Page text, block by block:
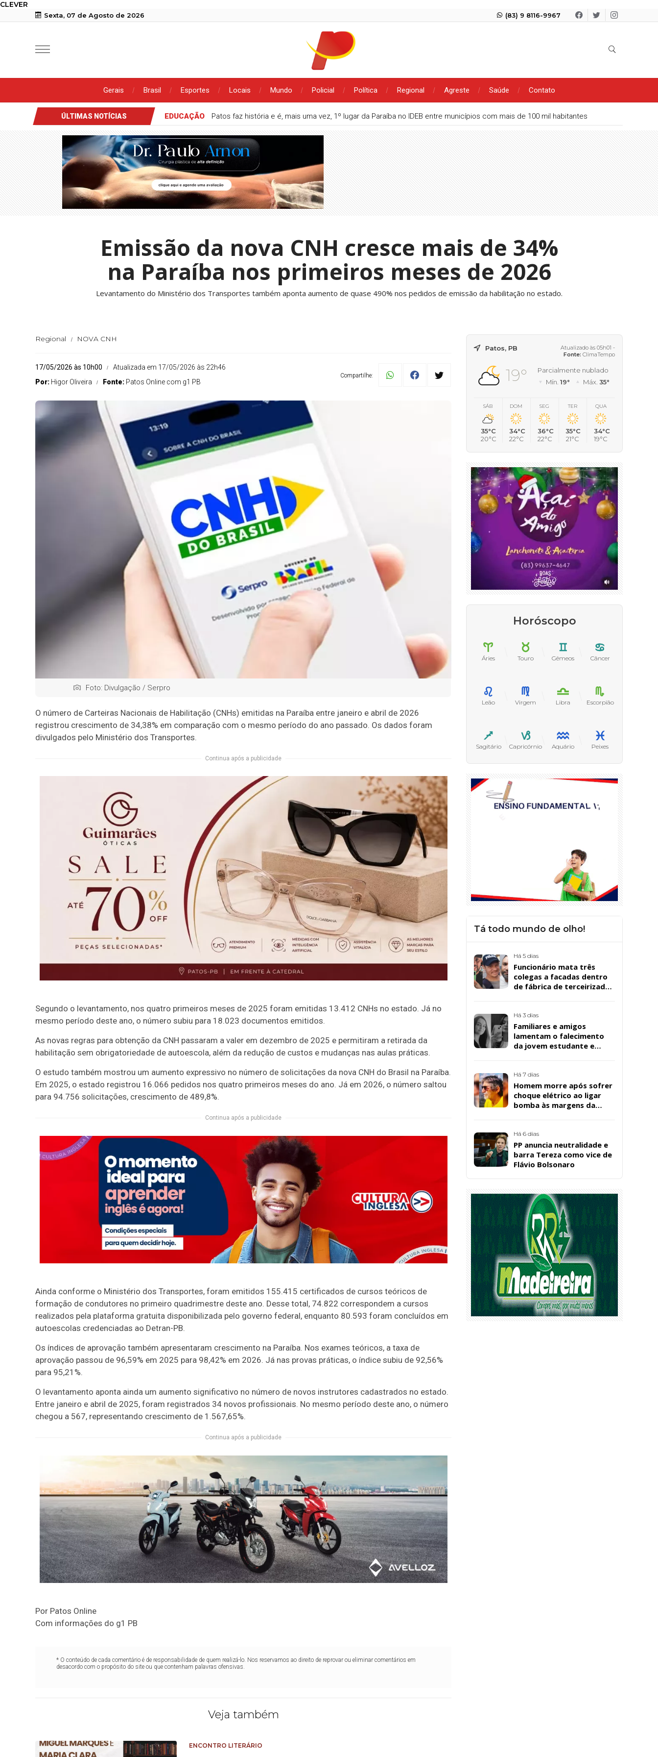
CLEVER
Sexta, 07 de Agosto de 2026 (83) 9 8116-9967
Gerais Brasil Esportes Locais Mundo Policial Política Regional Agreste Saúde Contato
ÚLTIMAS NOTÍCIAS EDUCAÇÃO Patos faz história e é, mais uma vez, 1º lugar da Paraíba no IDEB entre municípios com mais de 100 mil habitantes
Emissão da nova CNH cresce mais de 34%
na Paraíba nos primeiros meses de 2026
Levantamento do Ministério dos Transportes também aponta aumento de quase 490% nos pedidos de emissão da habilitação no estado.
Regional NOVA CNH
17/05/2026 às 10h00
Atualizada em 17/05/2026 às 22h46
Por: Higor Oliveira Fonte: Patos Online com g1 PB
Compartilhe:
Foto: Divulgação / Serpro
O número de Carteiras Nacionais de Habilitação (CNHs) emitidas na Paraíba entre janeiro e abril de 2026
registrou crescimento de 34,38% em comparação com o mesmo período do ano passado. Os dados foram
divulgados pelo Ministério dos Transportes.
Continua após a publicidade
Segundo o levantamento, nos quatro primeiros meses de 2025 foram emitidas 13.412 CNHs no estado. Já no
mesmo período deste ano, o número subiu para 18.023 documentos emitidos.
As novas regras para obtenção da CNH passaram a valer em dezembro de 2025 e permitiram a retirada da
habilitação sem obrigatoriedade de autoescola, além da redução de custos e mudanças nas aulas práticas.
O estudo também mostrou um aumento expressivo no número de solicitações da nova CNH do Brasil na Paraíba.
Em 2025, o estado registrou 16.066 pedidos nos quatro primeiros meses do ano. Já em 2026, o número saltou
para 94.756 solicitações, crescimento de 489,8%.
Continua após a publicidade
Ainda conforme o Ministério dos Transportes, foram emitidos 155.415 certificados de cursos teóricos de
formação de condutores no primeiro quadrimestre deste ano. Desse total, 74.822 correspondem a cursos
realizados pela plataforma gratuita disponibilizada pelo governo federal, enquanto 80.593 foram concluídos em
autoescolas credenciadas ao Detran-PB.
Os índices de aprovação também apresentaram crescimento na Paraíba. Nos exames teóricos, a taxa de
aprovação passou de 96,59% em 2025 para 98,42% em 2026. Já nas provas práticas, o índice subiu de 92,56%
para 95,21%.
O levantamento aponta ainda um aumento significativo no número de novos instrutores cadastrados no estado.
Entre janeiro e abril de 2025, foram registrados 34 novos profissionais. No mesmo período deste ano, o número
chegou a 567, representando crescimento de 1.567,65%.
Continua após a publicidade
Por Patos Online
Com informações do g1 PB
* O conteúdo de cada comentário é de responsabilidade de quem realizá-lo. Nos reservamos ao direito de reprovar ou eliminar comentários em
desacordo com o propósito do site ou que contenham palavras ofensivas.
Veja também
ENCONTRO LITERÁRIO
Patos, PB
Atualizado às 05h01 -
Fonte: ClimaTempo
19°
Parcialmente nublado
Mín. 19° Máx. 35°
SÁB
35°C
20°C
DOM
34°C
22°C
SEG
36°C
22°C
TER
35°C
21°C
QUA
34°C
19°C
Horóscopo
Áries Touro Gêmeos Câncer
Leão Virgem Libra Escorpião
Sagitário Capricórnio Aquário Peixes
Tá todo mundo de olho!
Há 5 dias
Funcionário mata três
colegas a facadas dentro
de fábrica de terceirizada
Há 3 dias
Familiares e amigos
lamentam o falecimento
da jovem estudante e
Santos, em Patos
Há 7 dias
Homem morre após sofrer
choque elétrico ao ligar
bomba às margens da
Há 6 dias
PP anuncia neutralidade e
barra Tereza como vice de
Flávio Bolsonaro